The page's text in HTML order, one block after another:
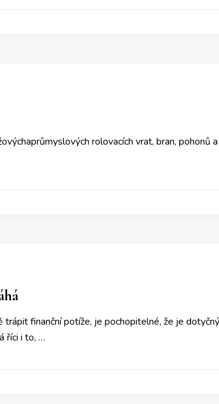
rolovacích vrat, bran, pohonů
trápit finanční potíže, je pochopitelné, že je
říci i to, …